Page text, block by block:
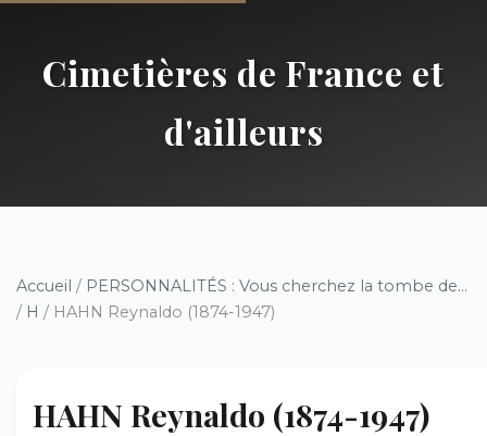
Cimetières de France et
d'ailleurs
Accueil / PERSONNALITÉS : Vous cherchez la tombe de...
/ H / HAHN Reynaldo (1874-1947)
HAHN Reynaldo (1874-1947)